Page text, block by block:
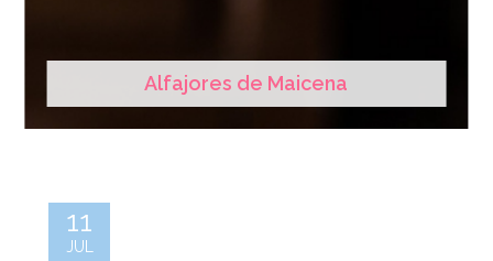
Alfajores de Maicena
11
JUL